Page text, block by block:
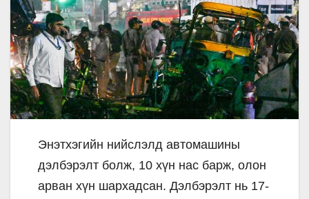
Энэтхэгийн нийслэлд автомашины
дэлбэрэлт болж, 10 хүн нас барж, олон
арван хүн шархадсан. Дэлбэрэлт нь 17-